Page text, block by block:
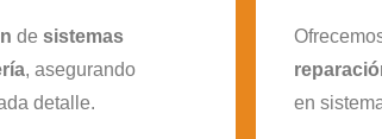
de sistemas
, asegurando
detalle.
en